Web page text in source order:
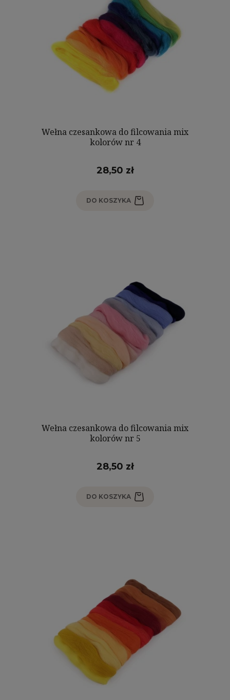
Wełna czesankowa do filcowania mix
kolorów nr 4
28,50 zł
DO KOSZYKA
Wełna czesankowa do filcowania mix
kolorów nr 5
28,50 zł
DO KOSZYKA